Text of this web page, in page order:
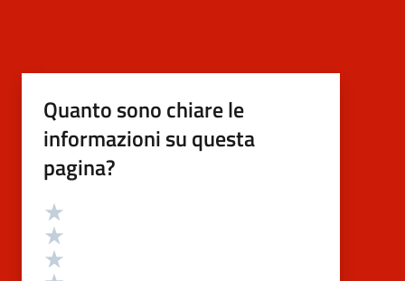
Quanto sono chiare le
informazioni su questa
pagina?
Valutazione